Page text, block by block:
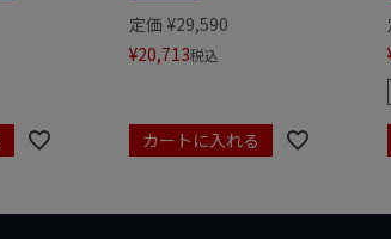
定価 ¥29,590
¥20,713税込
カートに入れる